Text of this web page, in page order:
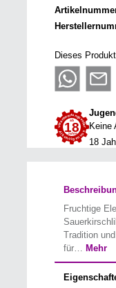
Dieses
Keine
18
Fruchtige
Tradition
für…
Mehr